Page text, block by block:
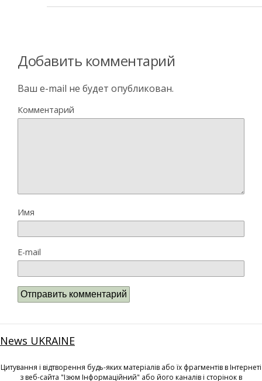
Добавить комментарий
Ваш e-mail не будет опубликован.
Комментарий
Имя
E-mail
News UKRAINE
Цитування і відтворення будь-яких матеріалів або їх фрагментів в Інтернеті
з веб-сайта "Ізюм Інформаційний" або його каналів і сторінок в